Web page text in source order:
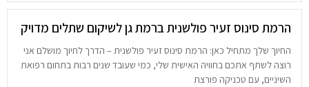
הרמת סינוס זעיר פולשנית ברמת גן לשיקום שתלים מדויק
החיוך שלך מתחיל כאן: הרמת סינוס זעיר פולשנית – הדרך לחיוך מושלם אני
רוצה לשתף אתכם בחוויה האישית שלי, כמי שעובד שנים רבות בתחום רפואת
השיניים, עם טכניקה פורצת